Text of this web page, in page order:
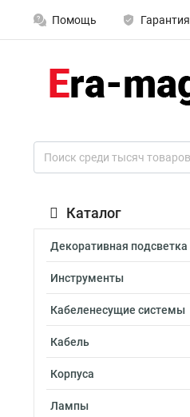
Помощь Гарантия
Каталог
Декоративная подсветка
Инструменты
Кабеленесущие системы
Кабель
Корпуса
Лампы